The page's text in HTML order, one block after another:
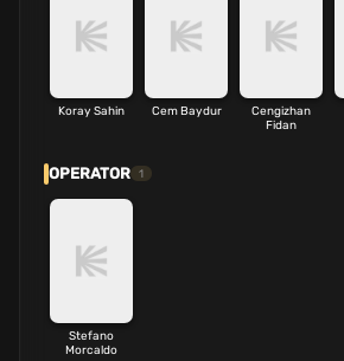
Koray Sahin Cem Baydur
Cengizhan
Fidan
OPERATOR 1
Stefano
Morcaldo